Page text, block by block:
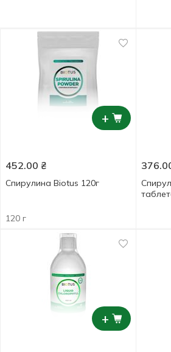
+
452.00 ₴
Спирулина Biotus 120г
120 г
+